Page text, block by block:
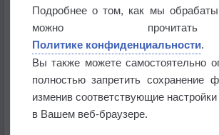
Впервые за 155 лет в Лондоне
не выпадал дождь
Лето продолжит щедро
Погода в Екатеринбурге 5
Подробнее о том, как мы
можно
Политике конфиденциальности.
Вы также можете самостоятельно
полностью запретить сохранение
изменив соответствующие
в Вашем веб-браузере.